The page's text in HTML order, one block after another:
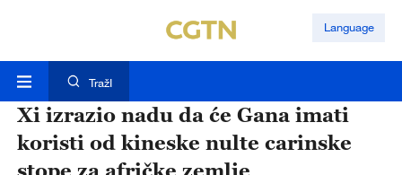
Language
TražI
Xi izrazio nadu da će Gana imati
koristi od kineske nulte carinske